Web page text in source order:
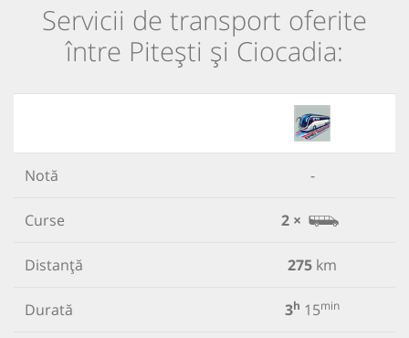
Servicii de transport oferite
între Pitești și Ciocadia:
Notă -
Curse 2 ×
Distanță 275 km
Durată 3h 15min